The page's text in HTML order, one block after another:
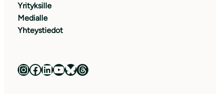
Yrityksille
Medialle
Yhteystiedot
Luonnonsuojeluliitto Instagramissa Luonnonsuojeluliitto Facebookissa Luonnonsuojeluliitto LinkedInissä Luonnonsuojeluliiton YouTube-kanava Luonnonsuojeluliitto Blueskyssa Luonnonsuojeluliitto Threadsissa